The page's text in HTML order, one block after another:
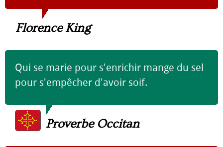
Florence King
Qui se marie pour s'enrichir mange du sel
pour s'empêcher d'avoir soif.
Proverbe Occitan